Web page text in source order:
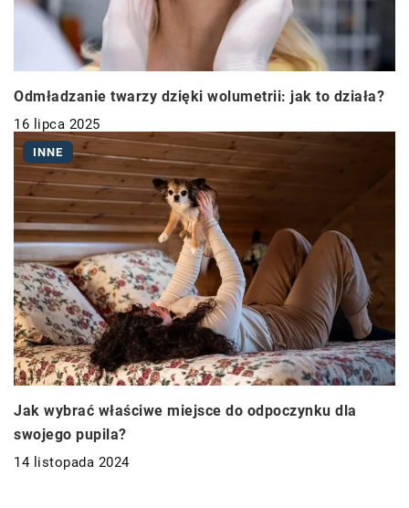
Odmładzanie twarzy dzięki wolumetrii: jak to działa?
16 lipca 2025
INNE
Jak wybrać właściwe miejsce do odpoczynku dla
swojego pupila?
14 listopada 2024